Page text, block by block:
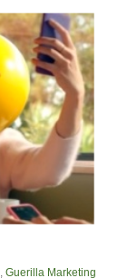
Guerilla Marketing